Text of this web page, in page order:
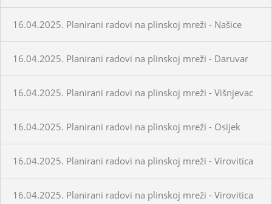
16.04.2025. Planirani radovi na plinskoj mreži - Našice
16.04.2025. Planirani radovi na plinskoj mreži - Daruvar
16.04.2025. Planirani radovi na plinskoj mreži - Višnjevac
16.04.2025. Planirani radovi na plinskoj mreži - Osijek
16.04.2025. Planirani radovi na plinskoj mreži - Virovitica
16.04.2025. Planirani radovi na plinskoj mreži - Virovitica